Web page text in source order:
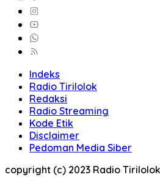
Indeks
Radio Tirilolok
Redaksi
Radio Streaming
Kode Etik
Disclaimer
Pedoman Media Siber
copyright (c) 2023 Radio